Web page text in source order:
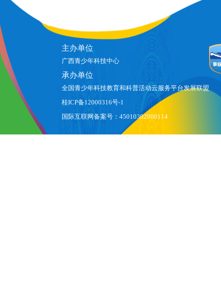
主办单位
广西青少年科技中心
承办单位
全国青少年科技教育和科普活动云服务平台发展联盟
桂ICP备12000316号-1
国际互联网备案号：45010302000114